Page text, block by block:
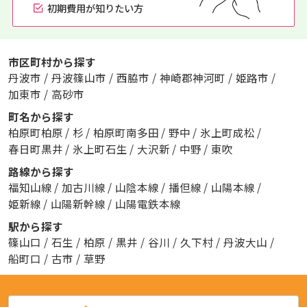
初期費用が知りたい方
市区町村から探す
丹波市 / 丹波篠山市 / 西脇市 / 神崎郡神河町 / 姫路市 /
加東市 / 高砂市
町名から探す
柏原町柏原 / 杉 / 柏原町南多田 / 野中 / 氷上町成松 /
春日町黒井 / 氷上町石生 / 大沢新 / 中野 / 東吹
路線から探す
福知山線 / 加古川線 / 山陰本線 / 播但線 / 山陽本線 /
姫新線 / 山陽新幹線 / 山陽電鉄本線
駅から探す
篠山口 / 石生 / 柏原 / 黒井 / 谷川 / 久下村 / 丹波大山 /
船町口 / 古市 / 草野